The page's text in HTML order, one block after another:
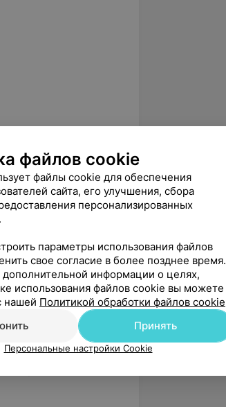
сад? Разбираемся
«Медицина
педагогический
отношений».
с присвоением
файлов cookie
файлы cookie для обеспечения
сайта, его улучшения, сбора
персонализированных
параметры использования файлов
свое согласие в более позднее время.
информации о целях,
использования файлов cookie вы можете
нашей Политикой обработки файлов cookie
Принять
Персональные настройки Cookie